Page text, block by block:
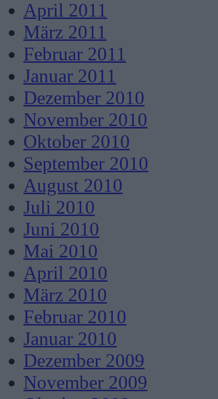
April 2011
März 2011
Februar 2011
Januar 2011
Dezember 2010
November 2010
Oktober 2010
September 2010
August 2010
Juli 2010
Juni 2010
Mai 2010
April 2010
März 2010
Februar 2010
Januar 2010
Dezember 2009
November 2009